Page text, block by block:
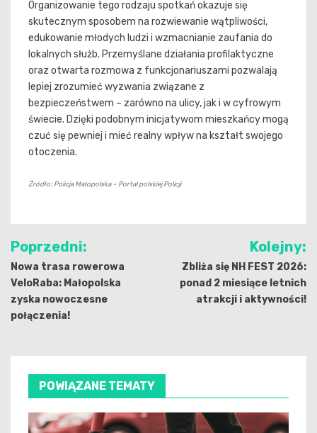
Organizowanie tego rodzaju spotkań okazuje się
skutecznym sposobem na rozwiewanie wątpliwości,
edukowanie młodych ludzi i wzmacnianie zaufania do
lokalnych służb. Przemyślane działania profilaktyczne
oraz otwarta rozmowa z funkcjonariuszami pozwalają
lepiej zrozumieć wyzwania związane z
bezpieczeństwem – zarówno na ulicy, jak i w cyfrowym
świecie. Dzięki podobnym inicjatywom mieszkańcy mogą
czuć się pewniej i mieć realny wpływ na kształt swojego
otoczenia.
Źródło: Policja Małopolska – Portal polskiej Policji
Nawigacja
wpisu
Poprzedni:
Nowa trasa rowerowa
VeloRaba: Małopolska
zyska nowoczesne
połączenia!
Kolejny:
Zbliża się NH FEST 2026:
ponad 2 miesiące letnich
atrakcji i aktywności!
POWIĄZANE TEMATY